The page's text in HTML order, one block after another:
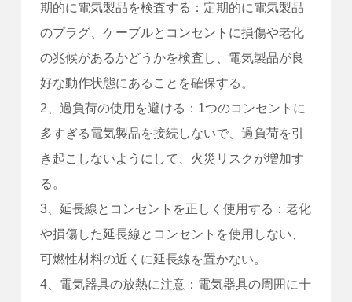
期的に電気製品を検査する：定期的に電気製品
のプラグ、ケーブルとコンセントに損傷や老化
の兆候があるかどうかを検査し、電気製品が良
好な動作状態にあることを確保する。
2、過負荷の使用を避ける：1つのコンセントに
多すぎる電気製品を接続しないで、過負荷を引
き起こしないようにして、火災リスクが増加す
る。
3、延長線とコンセントを正しく使用する：老化
や損傷した延長線とコンセントを使用しない、
可燃性材料の近くに延長線を置かない。
4、電気器具の放熱に注意：電気器具の周囲に十